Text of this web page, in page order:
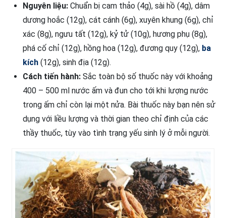
Nguyên liệu: Chuẩn bị cam thảo (4g), sài hồ (4g), dâm
dương hoắc (12g), cát cánh (6g), xuyên khung (6g), chỉ
xác (8g), ngưu tất (12g), kỷ tử (10g), hương phụ (8g),
phá cố chỉ (12g), hồng hoa (12g), đương quy (12g), ba
kích (12g), sinh địa (12g).
Cách tiến hành: Sắc toàn bộ số thuốc này với khoảng
400 – 500 ml nước ấm và đun cho tới khi lượng nước
trong ấm chỉ còn lại một nửa. Bài thuốc này bạn nên sử
dụng với liều lượng và thời gian theo chỉ định của các
thầy thuốc, tùy vào tình trạng yếu sinh lý ở mỗi người.